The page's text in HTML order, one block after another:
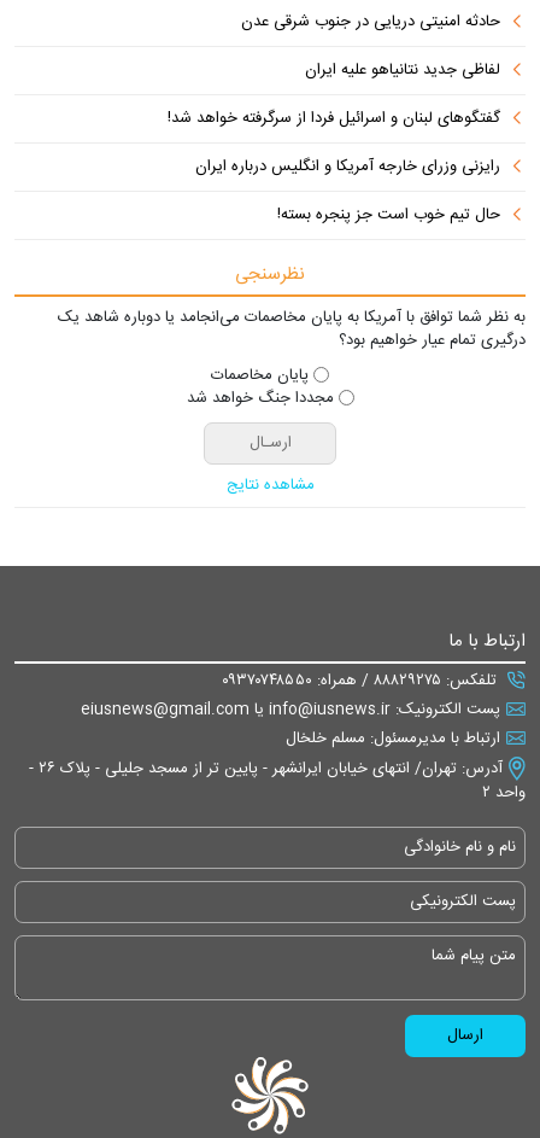
حادثه امنیتی دریایی در جنوب شرقی عدن
لفاظی جدید نتانیاهو علیه ایران
گفتگوهای لبنان و اسرائیل فردا از سرگرفته خواهد شد!
رایزنی وزرای خارجه آمریکا و انگلیس درباره ایران
حال تیم خوب است جز پنجره بسته!
نظرسنجی
به نظر شما توافق با آمریکا به پایان مخاصمات می‌انجامد یا دوباره شاهد یک
درگیری تمام عیار خواهیم بود؟
پایان مخاصمات
مجددا جنگ خواهد شد
مشاهده نتایج
ارتباط با ما
تلفکس: ۸۸۸۲۹۲۷۵ / همراه: ۰۹۳۷۰۷۴۸۵۵۰
پست الکترونیک: info@iusnews.ir یا eiusnews@gmail.com
ارتباط با مدیرمسئول: مسلم خلخال
آدرس: تهران/ انتهای خیابان ایرانشهر - پایین تر از مسجد جلیلی - پلاک ۲۶ -
واحد ۲